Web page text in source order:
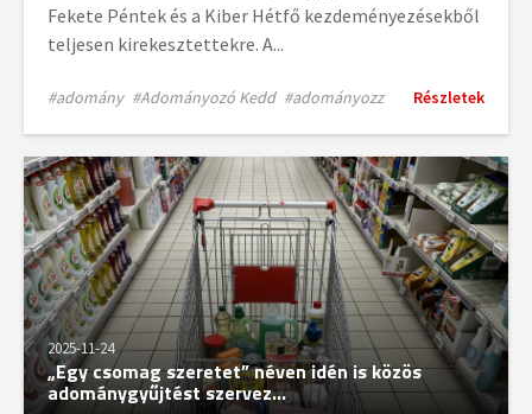
Fekete Péntek és a Kiber Hétfő kezdeményezésekből
teljesen kirekesztettekre. A...
#adomány #Adományozó Kedd #adományozz Részletek
2025-11-24
„Egy csomag szeretet” néven idén is közös
adománygyűjtést szervez...